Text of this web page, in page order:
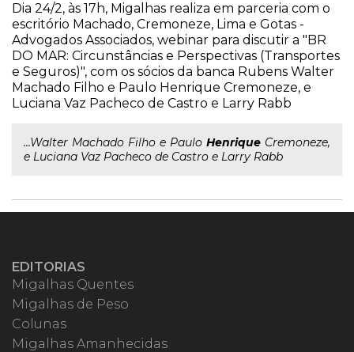
Dia 24/2, às 17h, Migalhas realiza em parceria com o
escritório Machado, Cremoneze, Lima e Gotas -
Advogados Associados, webinar para discutir a "BR
DO MAR: Circunstâncias e Perspectivas (Transportes
e Seguros)", com os sócios da banca Rubens Walter
Machado Filho e Paulo Henrique Cremoneze, e
Luciana Vaz Pacheco de Castro e Larry Rabb
...Walter Machado Filho e Paulo Henrique Cremoneze,
e Luciana Vaz Pacheco de Castro e Larry Rabb
EDITORIAS
Migalhas Quentes
Migalhas de Peso
Colunas
Migalhas Amanhecidas